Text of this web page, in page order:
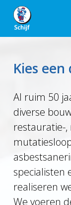
Skip
main
Kies een
Al ruim 50
diverse
restauratie-,
specialisten
realiseren
We voeren